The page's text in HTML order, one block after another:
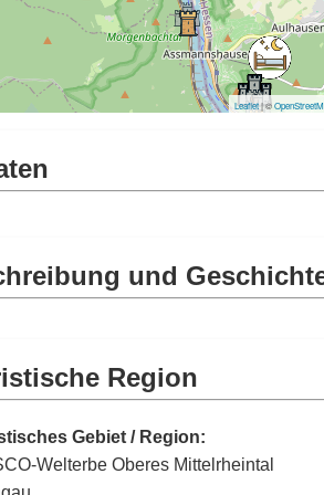
Leaflet| ©
und
Region
Gebiet / Region:
Welterbe Oberes Mittelrheintal